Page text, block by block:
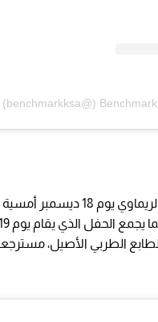
يقدم الملحّن
الطربي الأصيل،